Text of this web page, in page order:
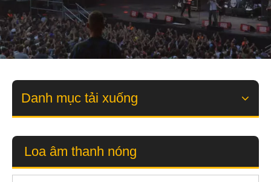
Danh mục tải xuống
Loa âm thanh nóng